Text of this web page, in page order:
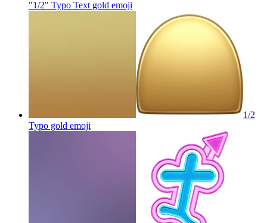
"1/2" Typo Text gold emoji
1/2
Typo gold emoji